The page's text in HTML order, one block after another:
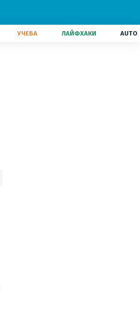
УЧЕБА ЛАЙФХАКИ AUTO